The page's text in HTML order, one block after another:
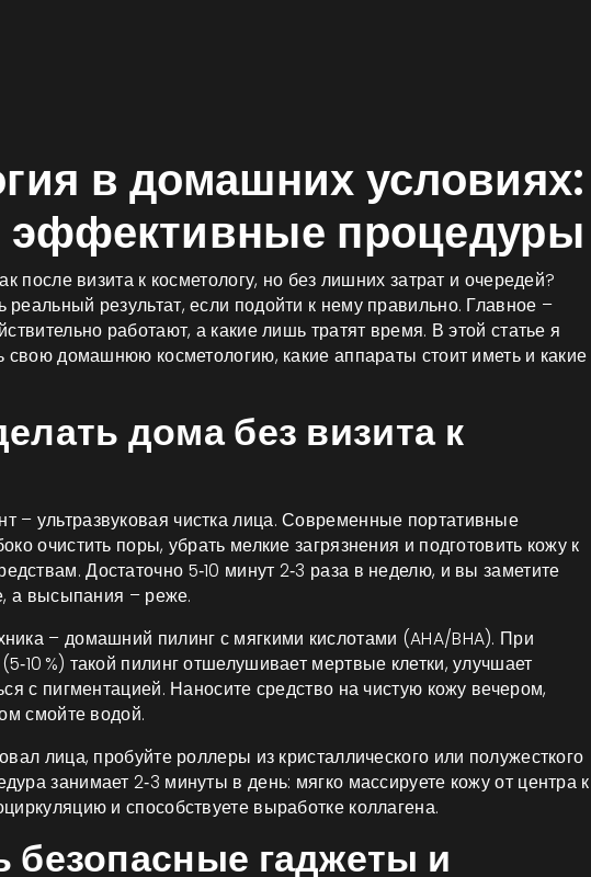
в домашних условиях:
эффективные процедуры
после визита к косметологу, но без лишних затрат и очередей?
результат, если подойти к нему правильно. Главное –
работают, а какие лишь тратят время. В этой статье я
свою домашнюю косметологию, какие аппараты стоит иметь и какие
дома без визита к
– ультразвуковая чистка лица. Современные портативные
очистить поры, убрать мелкие загрязнения и подготовить кожу к
Достаточно 5‑10 минут 2‑3 раза в неделю, и вы заметите
а высыпания – реже.
– домашний пилинг с мягкими кислотами (AHA/BHA). При
%) такой пилинг отшелушивает мертвые клетки, улучшает
с пигментацией. Наносите средство на чистую кожу вечером,
смойте водой.
лица, пробуйте роллеры из кристаллического или полужесткого
занимает 2‑3 минуты в день: мягко массируете кожу от центра к
и способствуете выработке коллагена.
безопасные гаджеты и